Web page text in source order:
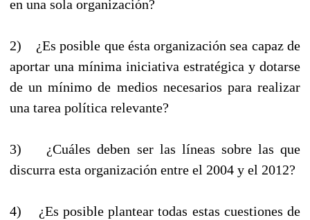
en una sola organización?
2) ¿Es posible que ésta organización sea capaz de
aportar una mínima iniciativa estratégica y dotarse
de un mínimo de medios necesarios para realizar
una tarea política relevante?
3) ¿Cuáles deben ser las líneas sobre las que
discurra esta organización entre el 2004 y el 2012?
4) ¿Es posible plantear todas estas cuestiones de